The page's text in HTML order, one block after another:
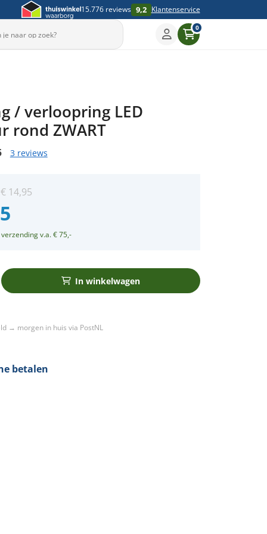
15.776 reviews 9,2 Klantenservice
0
/ verloopring LED
rond ZWART
3 reviews
€ 14,95
v.a. € 75,-
In winkelwagen
→ morgen in huis via PostNL
betalen